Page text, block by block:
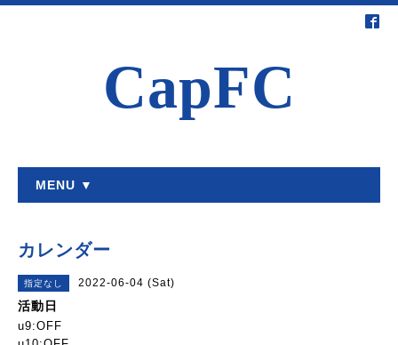
CapFC
MENU ▼
カレンダー
指定なし 2022-06-04 (Sat)
活動日
u9:OFF